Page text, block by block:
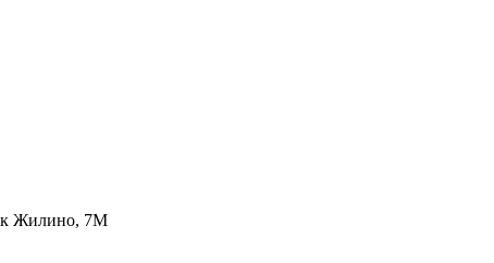
Жилино, 7М